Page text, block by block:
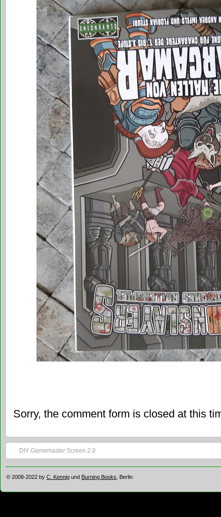
Sorry, the comment form is closed at this
DIY Gamemaster Screen 2.0
© 2008-2022 by C. Kennig und Burning Books , Berlin